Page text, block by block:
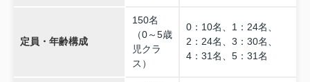
定員・年齢構成
150名
（0～5歳
児クラ
ス）
0：10名、1：24名、
2：24名、3：30名、
4：31名、5：31名